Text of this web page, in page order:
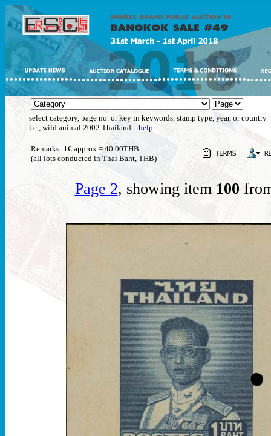
select category, page no. or key in keywords, stamp type, year, or country
i.e., wild animal 2002 Thailand help
Remarks: 1€ approx = 40.00THB
(all lots conducted in Thai Baht, THB)
Page 2, showing item 100